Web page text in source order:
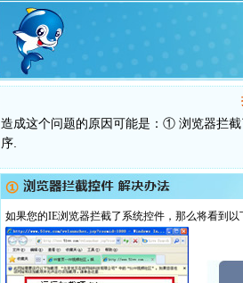
造成这个问题的原因可能是：① 浏览器拦
序.
如果您的IE浏览器拦截了系统控件，那么将看到以